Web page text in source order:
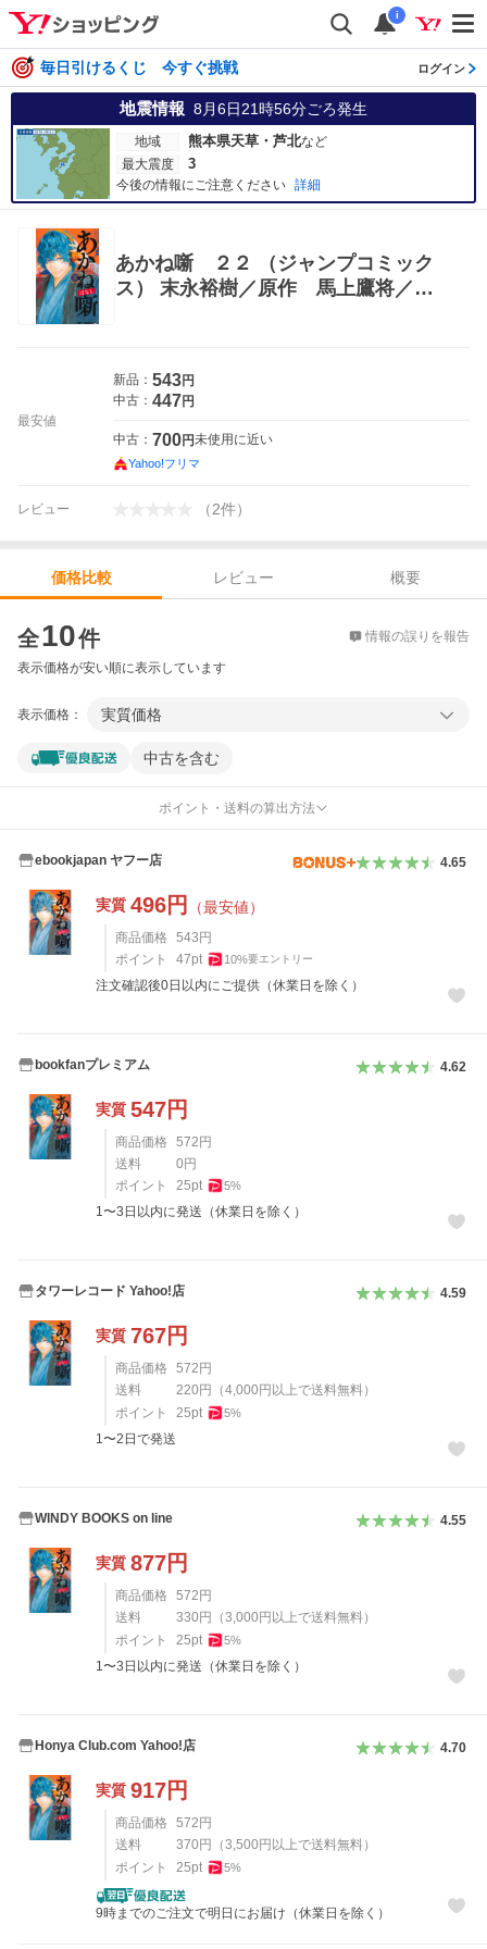
i
毎日引けるくじ 今すぐ挑戦 ログイン
地震情報 8月6日21時56分ごろ発生
地域 熊本県天草・芦北など
最大震度
3
今後の情報にご注意ください 詳細
あかね噺 ２２ （ジャンプコミック
ス） 末永裕樹／原作 馬上鷹将／作
最安値
新品： 543円
中古： 447円
中古： 700円未使用に近い
Yahoo!フリマ
レビュー （2件）
価格比較 レビュー
概要
全10件 情報の誤りを報告
表示価格が安い順に表示しています
表示価格： 実質価格
中古を含む
ポイント・送料の算出方法
ebookjapan ヤフー店 4.65
実質 496円 （最安値）
商品価格 543 円
ポイント
47pt 10%要エントリー
注文確認後0日以内にご提供（休業日を除く）
bookfanプレミアム 4.62
実質 547円
商品価格 572 円
送料
0 円
ポイント
25pt 5%
1〜3日以内に発送（休業日を除く）
タワーレコード Yahoo!店 4.59
実質 767円
商品価格 572 円
送料
220 円 （4,000 円以上で送料無料）
ポイント
25pt 5%
1〜2日で発送
WINDY BOOKS on line 4.55
実質 877円
商品価格 572 円
送料
330 円 （3,000 円以上で送料無料）
ポイント
25pt 5%
1〜3日以内に発送（休業日を除く）
Honya Club.com Yahoo!店 4.70
実質 917円
商品価格 572 円
送料
370 円 （3,500 円以上で送料無料）
ポイント
25pt 5%
9時までのご注文で明日にお届け（休業日を除く）